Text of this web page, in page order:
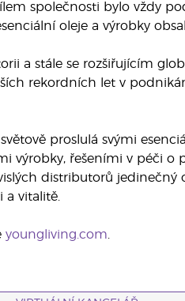
společnosti bylo vždy
oleje a výrobky
a stále se rozšiřujícím
rekordních let v
proslulá svými
výrobky, řešeními v péči
distributorů
a vitalitě.
youngliving.com